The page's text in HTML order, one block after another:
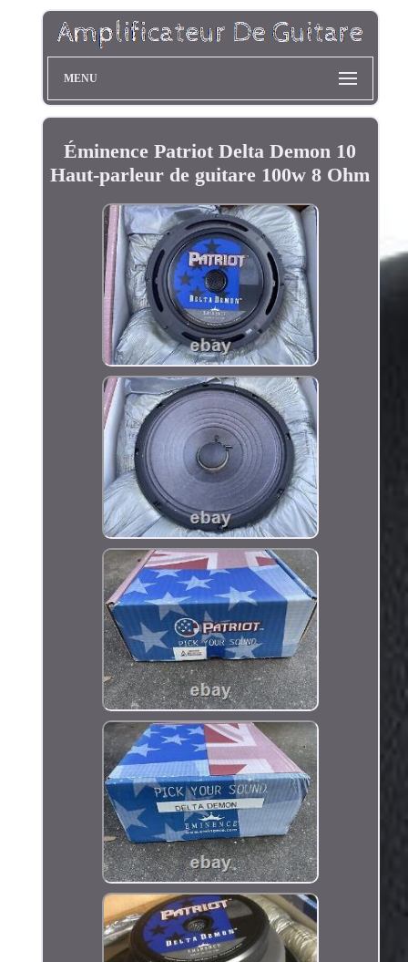
MENU
Éminence Patriot Delta Demon 10
Haut-parleur de guitare 100w 8 Ohm